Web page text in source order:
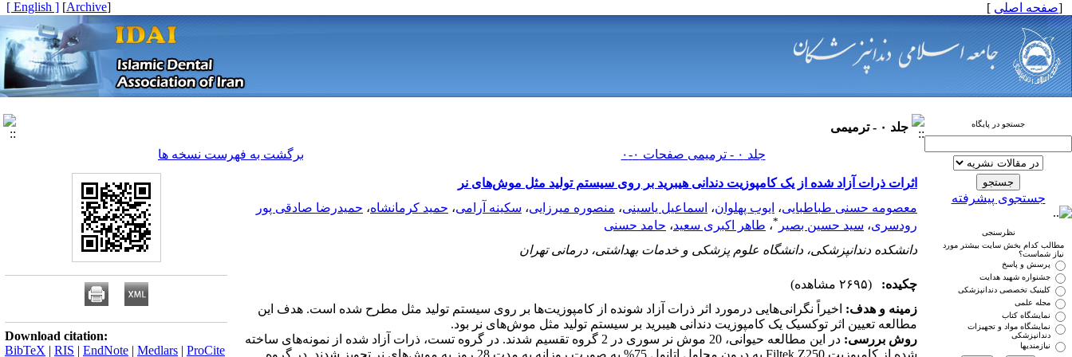
[صفحه اصلی ]
[
Archive
]
[ English ]
جستجو در پایگاه
جستجوی پیشرفته
نظرسنجی
مطالب کدام بخش سایت بیشتر مورد
نیاز شماست؟
پرسش و پاسخ
جشنواره شهید هدایت
کلینیک تخصصی دندانپزشکی
مجله علمی
نمایشگاه کتاب
نمایشگاه مواد و تجهیزات
دندانپزشکی
نیازمندیها
جلد ۰ - ترمیمی
جلد ۰ - ترمیمی صفحات ۰-۰
برگشت به فهرست نسخه ها
اثرات ذرات آزاد شده از یک کامپوزیت دندانی هیبرید بر روی سیستم تولید مثل موش‌های نر
معصومه حسنی طباطبایی، ایوب پهلوان، اسماعیل یاسینی، منصوره میرزایی، سکینه آرامی، حمید کرمانشاه، حمیدرضا صادقی پور
رودسری، سید حسین بصیر *، طاهر اکبری سعید، حامد حسنی
دانشکده دندانپزشکی، دانشگاه علوم پزشکی و خدمات بهداشتی، درمانی تهران
چکیده:
(۲۶۹۵ مشاهده)
زمینه و هدف: اخیراً نگرانی‌هایی درمورد اثر ذرات آزاد شونده از کامپوزیت‌ها بر روی سیستم تولید مثل مطرح شده است. هدف این
مطالعه تعیین اثر توکسیک یک کامپوزیت دندانی هیبرید بر سیستم تولید مثل موش‌های نر بود.
روش بررسی:
در این مطالعه حیوانی، 20 موش نر سوری در 2 گروه تقسیم شدند. در گروه تست، ذرات آزاد شده از نمونه‌های ساخته
شده از کامپوزیت Filtek Z250 به درون محلول اتانول 75% به صورت روزانه به مدت 28 روز به موش‌های نر تجویز شدند. در گروه
Download citation:
BibTeX | RIS | EndNote | Medlars | ProCite